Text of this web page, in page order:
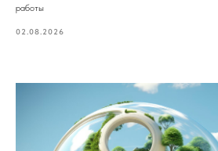
работы
02.08.2026